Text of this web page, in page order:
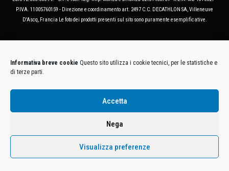
Informativa breve cookie Questo sito utilizza i cookie tecnici, per le statistiche e
di terze parti.
Accetta
Nega
Visualizza preferenze
P.IVA. 11005760159 - Direzione e coordinamento art. 2497 C.C. DECATHLON SA, Villeneuve
D'Ascq, Francia Le foto dei prodotti presenti sul sito sono puramente esemplificative.